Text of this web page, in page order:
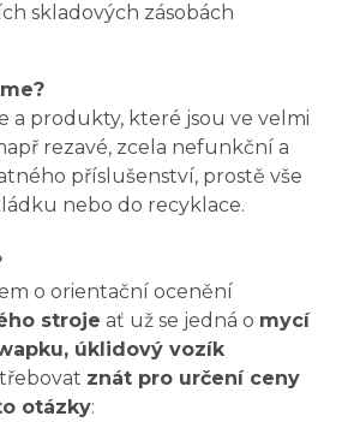
skladových zásobách
a produkty, které jsou ve velmi
rezavé, zcela nefunkční a
příslušenství, prostě vše
nebo do recyklace.
o orientační ocenění
stroje ať už se jedná o mycí
úklidový vozík
znát pro určení ceny
otázky: